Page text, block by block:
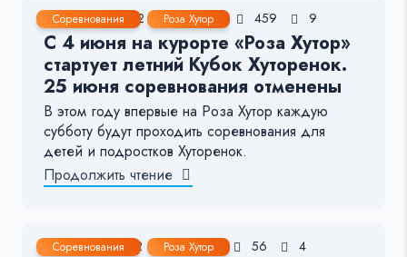
Соревнования Роза Хутор
24 Июн, 2022 2-3 мин. 459 9
С 4 июня на курорте «Роза Хутор»
стартует летний Кубок Хуторенок.
25 июня соревнования отменены
В этом году впервые на Роза Хутор каждую
субботу будут проходить соревнования для
детей и подростков Хуторенок.
Продолжить чтение
Соревнования Роза Хутор
30 Мар, 2022 < 1 мин. 56 4